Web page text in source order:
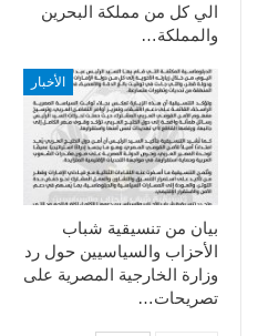
الي كل من مملكة البحرين
والمملكة…
الأخبار
بيان من تنسيقية شباب
الأحزاب والسياسيين حول رد
وزارة الخارجية المصرية على
تصريحات…